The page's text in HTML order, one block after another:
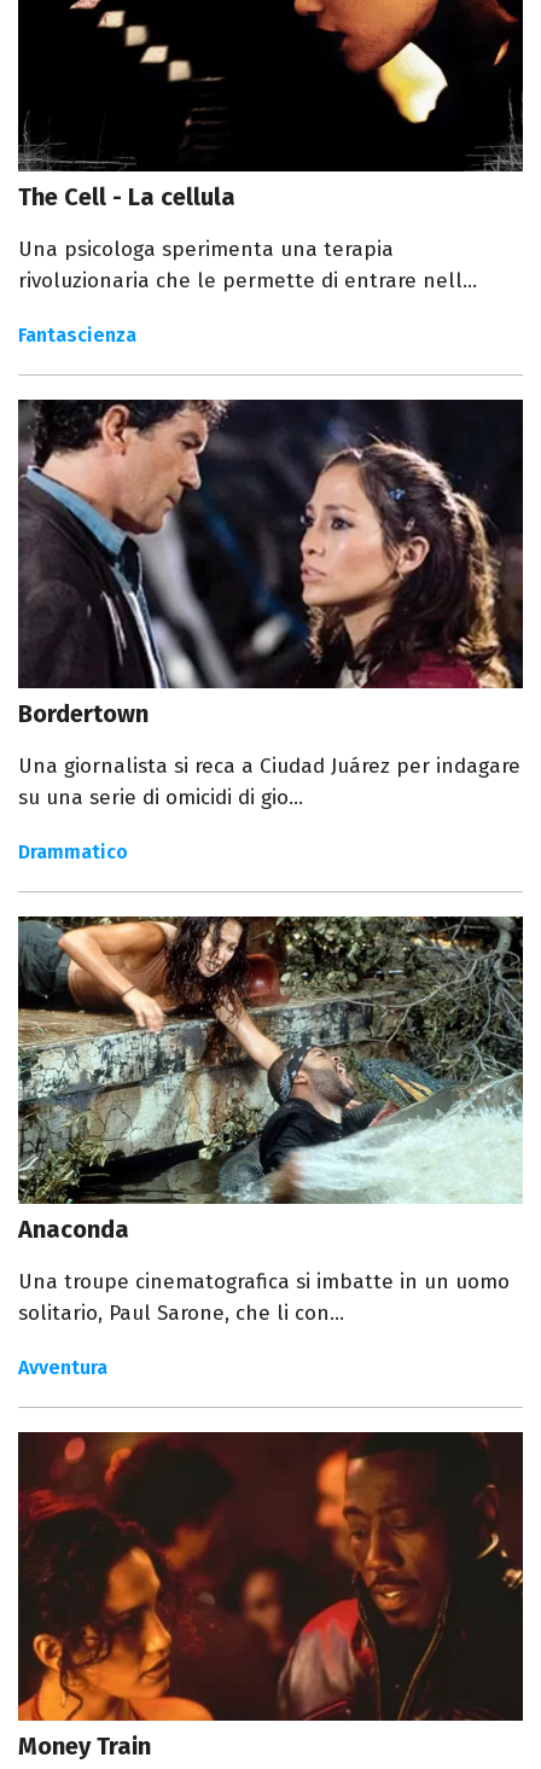
The Cell - La cellula
Una psicologa sperimenta una terapia
rivoluzionaria che le permette di entrare nell...
Fantascienza
Bordertown
Una giornalista si reca a Ciudad Juárez per indagare
su una serie di omicidi di gio...
Drammatico
Anaconda
Una troupe cinematografica si imbatte in un uomo
solitario, Paul Sarone, che li con...
Avventura
Money Train